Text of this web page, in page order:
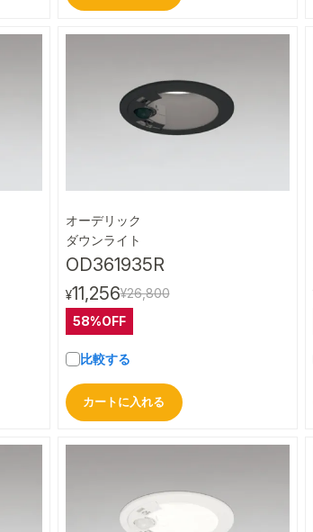
オーデリック
ダウンライト
OD361935R
¥11,256¥26,800
58%OFF
比較する
カートに入れる